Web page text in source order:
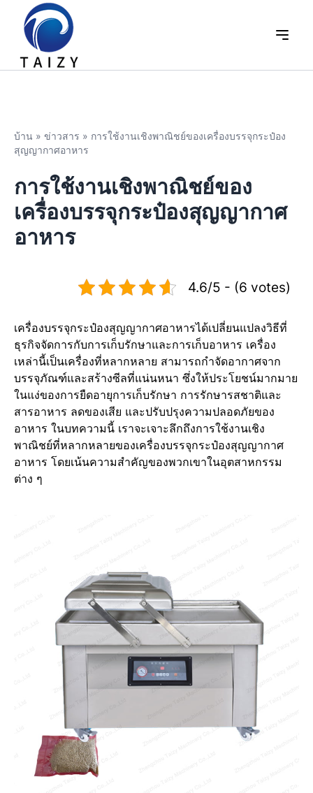
บ้าน » ข่าวสาร » การใช้งานเชิงพาณิชย์ของเครื่องบรรจุกระป๋อง
สุญญากาศอาหาร
การใช้งานเชิงพาณิชย์ของ
เครื่องบรรจุกระป๋องสุญญากาศ
อาหาร
4.6/5 - (6 votes)
เครื่องบรรจุกระป๋องสุญญากาศอาหารได้เปลี่ยนแปลงวิธีที่
ธุรกิจจัดการกับการเก็บรักษาและการเก็บอาหาร เครื่อง
เหล่านี้เป็นเครื่องที่หลากหลาย สามารถกำจัดอากาศจาก
บรรจุภัณฑ์และสร้างซีลที่แน่นหนา ซึ่งให้ประโยชน์มากมาย
ในแง่ของการยืดอายุการเก็บรักษา การรักษารสชาติและ
สารอาหาร ลดของเสีย และปรับปรุงความปลอดภัยของ
อาหาร ในบทความนี้ เราจะเจาะลึกถึงการใช้งานเชิง
พาณิชย์ที่หลากหลายของเครื่องบรรจุกระป๋องสุญญากาศ
อาหาร โดยเน้นความสำคัญของพวกเขาในอุตสาหกรรม
ต่าง ๆ